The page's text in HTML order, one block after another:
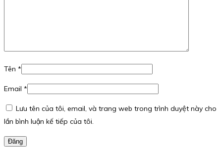
Tên *
Email *
Lưu tên của tôi, email, và trang web trong trình duyệt này cho
lần bình luận kế tiếp của tôi.
Đăng